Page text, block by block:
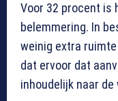
Voor 32 procent is
belemmering. In
weinig extra
dat ervoor dat
inhoudelijk naar